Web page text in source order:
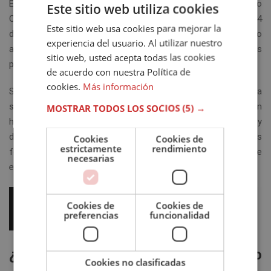
En España, el derecho sucesorio está regulado por el Código
Civil, concretamente los artículos 657 al 1.087. El artículo 744
del Código Civil declara que “podrán suceder por testamento o
abintestato aquellos individuos que no estén incapacitados
por la Ley”.
Son herederos forzosos los hijos y descendientes respecto a
sus padres y ascendientes. A falta del anterior grupo, serán
herederos los padres y ascendientes respecto a sus hijos y
descendientes. Por otro lado, también son herederos
forzosos los viudos o las viudas en la medida que lo establece
el Código Civil.
¿Cuál es el orden de sucesión si no
Este sitio web utiliza cookies
Este sitio web usa cookies para mejorar la
experiencia del usuario. Al utilizar nuestro
sitio web, usted acepta todas las cookies
de acuerdo con nuestra Política de
cookies. Más información
MOSTRAR TODOS LOS SOCIOS(5) →
Cookies
estrictamente
necesarias
Cookies de
rendimiento
Cookies de
preferencias
Cookies de
funcionalidad
Cookies no clasificadas